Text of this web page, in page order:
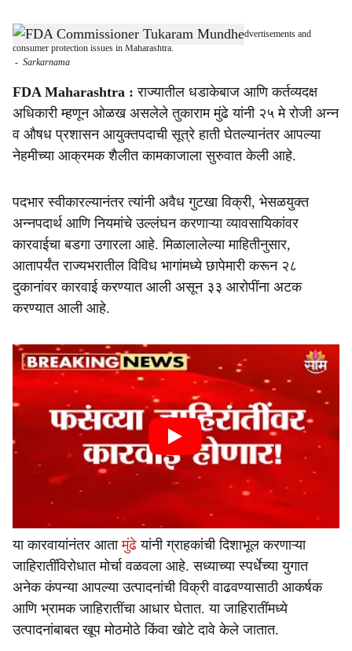
h
r
e
FDA Commissioner Tukaram Mundhe addresses misleading advertisements and
consumer protection issues in Maharashtra.
- Sarkarnama
FDA Maharashtra : राज्यातील धडाकेबाज आणि कर्तव्यदक्ष
अधिकारी म्हणून ओळख असलेले तुकाराम मुंढे यांनी २५ मे रोजी अन्न
व औषध प्रशासन आयुक्तपदाची सूत्रे हाती घेतल्यानंतर आपल्या
नेहमीच्या आक्रमक शैलीत कामकाजाला सुरुवात केली आहे.
पदभार स्वीकारल्यानंतर त्यांनी अवैध गुटखा विक्री, भेसळयुक्त
अन्नपदार्थ आणि नियमांचे उल्लंघन करणाऱ्या व्यावसायिकांवर
कारवाईचा बडगा उगारला आहे. मिळालालेल्या माहितीनुसार,
आतापर्यंत राज्यभरातील विविध भागांमध्ये छापेमारी करून २८
दुकानांवर कारवाई करण्यात आली असून ३३ आरोपींना अटक
करण्यात आली आहे.
या कारवायांनंतर आतामुंढेयांनी ग्राहकांची दिशाभूल करणाऱ्या
जाहिरातींविरोधात मोर्चा वळवला आहे. सध्याच्या स्पर्धेच्या युगात
अनेक कंपन्या आपल्या उत्पादनांची विक्री वाढवण्यासाठी आकर्षक
आणि भ्रामक जाहिरातींचा आधार घेतात. या जाहिरातींमध्ये
उत्पादनांबाबत खूप मोठमोठे किंवा खोटे दावे केले जातात.